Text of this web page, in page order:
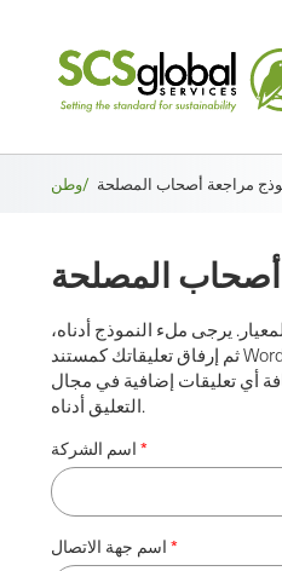
فتات
وطن/ مراجعة أصحاب المصلحة
المصلحة
يرجى ملء النموذج أدناه،
ثم إرفاق تعليقاتك كمستند Word أو Excel أو PDF. بالإضافة
أي تعليقات إضافية في مجال
التعليق أدناه.
اسم الشركة
اسم جهة الاتصال